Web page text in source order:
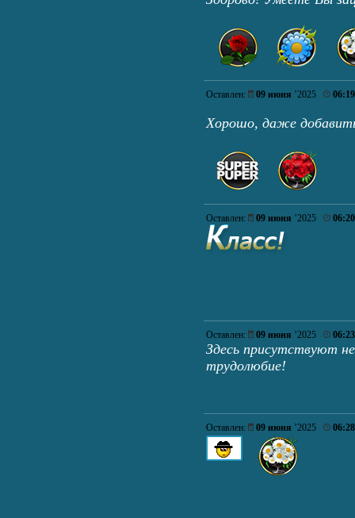
Оставлен: 09 июня ’2025 06:19
Хорошо, даже
Оставлен: 09 июня ’2025 06:20
Оставлен: 09 июня ’2025 06:23
Здесь присутствуют
трудолюбие!
Оставлен: 09 июня ’2025 06:28